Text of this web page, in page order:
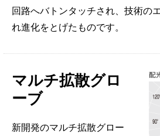
回路へバトンタッチされ、技術の
れ進化をとげたものです。
マルチ拡散グロ
ーブ
新開発のマルチ拡散グロー